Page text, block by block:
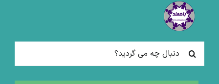
جستجو
برای: